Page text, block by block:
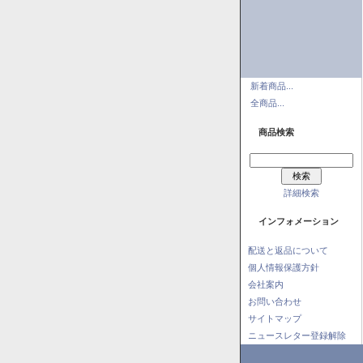
新着商品...
全商品...
商品検索
詳細検索
インフォメーション
配送と返品について
個人情報保護方針
会社案内
お問い合わせ
サイトマップ
ニュースレター登録解除